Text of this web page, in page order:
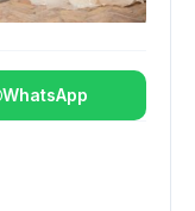
WhatsApp